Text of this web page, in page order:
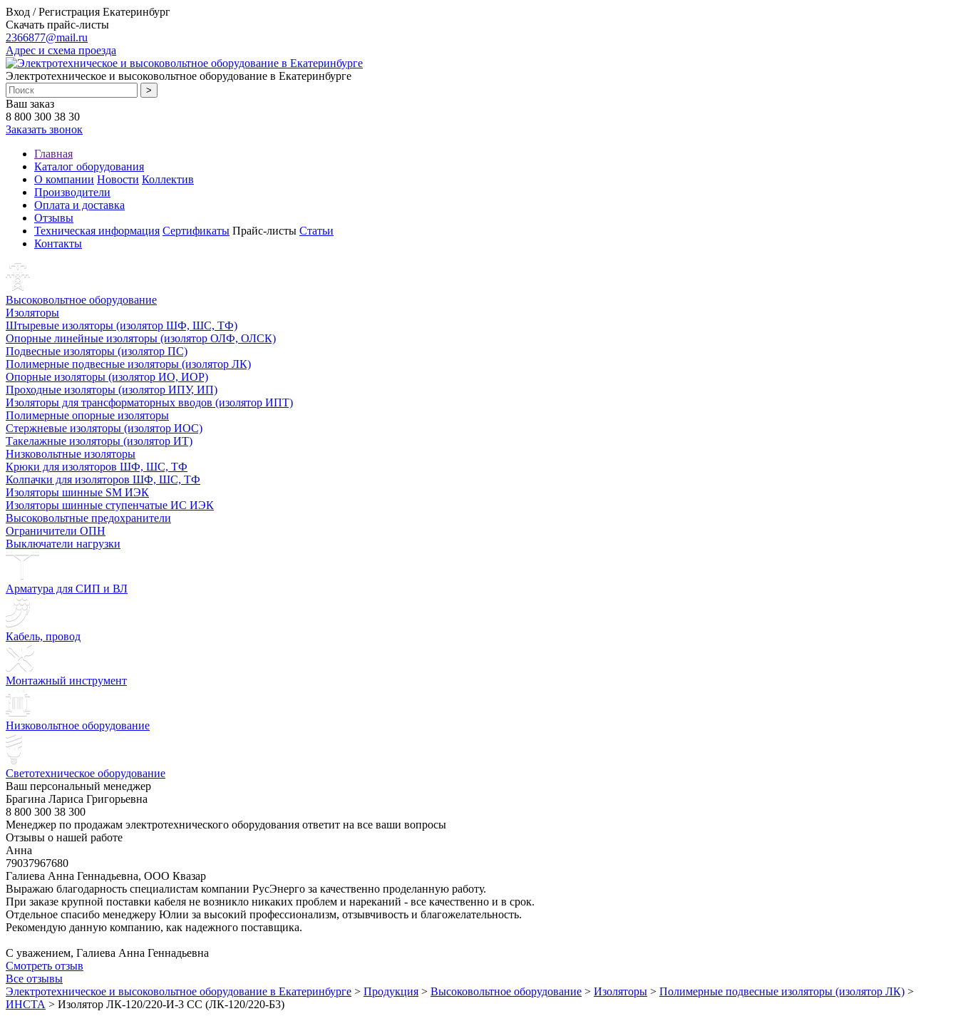
Вход / Регистрация Екатеринбург
Скачать прайс-листы
2366877@mail.ru
Адрес и схема проезда
Электротехническое и высоковольтное оборудование в Екатеринбурге
Ваш заказ
8 800 300 38 30
Заказать звонок
Главная
Каталог оборудования
О компании Новости Коллектив
Производители
Оплата и доставка
Отзывы
Техническая информация Сертификаты Прайс-листы Статьи
Контакты
Высоковольтное оборудование
Изоляторы
Штыревые изоляторы (изолятор ШФ, ШС, ТФ)
Опорные линейные изоляторы (изолятор ОЛФ, ОЛСК)
Подвесные изоляторы (изолятор ПС)
Полимерные подвесные изоляторы (изолятор ЛК)
Опорные изоляторы (изолятор ИО, ИОР)
Проходные изоляторы (изолятор ИПУ, ИП)
Изоляторы для трансформаторных вводов (изолятор ИПТ)
Полимерные опорные изоляторы
Стержневые изоляторы (изолятор ИОС)
Такелажные изоляторы (изолятор ИТ)
Низковольтные изоляторы
Крюки для изоляторов ШФ, ШС, ТФ
Колпачки для изоляторов ШФ, ШС, ТФ
Изоляторы шинные SM ИЭК
Изоляторы шинные ступенчатые ИС ИЭК
Высоковольтные предохранители
Ограничители ОПН
Выключатели нагрузки
Арматура для СИП и ВЛ
Кабель, провод
Монтажный инструмент
Низковольтное оборудование
Светотехническое оборудование
Ваш персональный менеджер
Брагина Лариса Григорьевна
8 800 300 38 300
Менеджер по продажам электротехнического оборудования ответит на все ваши вопросы
Отзывы о нашей работе
Анна
79037967680
Галиева Анна Геннадьевна, ООО Квазар
Выражаю благодарность специалистам компании РусЭнерго за качественно проделанную работу.
При заказе крупной поставки кабеля не возникло никаких проблем и нареканий - все качественно и в срок.
Отдельное спасибо менеджеру Юлии за высокий профессионализм, отзывчивость и благожелательность.
Рекомендую данную компанию, как надежного поставщика.
С уважением, Галиева Анна Геннадьевна
Смотреть отзыв
Все отзывы
Электротехническое и высоковольтное оборудование в Екатеринбурге > Продукция > Высоковольтное оборудование > Изоляторы > Полимерные подвесные изоляторы (изолятор ЛК) >
ИНСТА > Изолятор ЛК-120/220-И-3 СС (ЛК-120/220-Б3)